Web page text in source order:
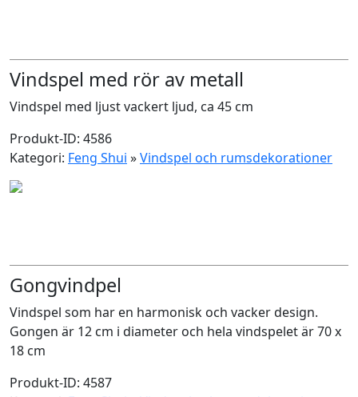
Vindspel med rör av metall
Vindspel med ljust vackert ljud, ca 45 cm
Produkt-ID: 4586
Kategori: Feng Shui »Vindspel och rumsdekorationer
Gongvindpel
Vindspel som har en harmonisk och vacker design.
Gongen är 12 cm i diameter och hela vindspelet är 70 x
18 cm
Produkt-ID: 4587